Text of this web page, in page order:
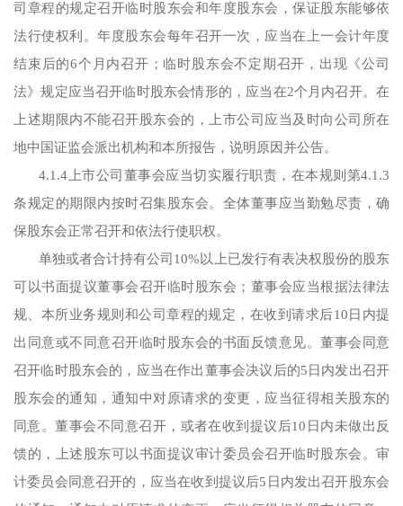
司章程的规定召开临时股东会和年度股东会，保证股东能够依
法行使权利。年度股东会每年召开一次，应当在上一会计年度
结束后的6个月内召开；临时股东会不定期召开，出现《公司
法》规定应当召开临时股东会情形的，应当在2个月内召开。在
上述期限内不能召开股东会的，上市公司应当及时向公司所在
地中国证监会派出机构和本所报告，说明原因并公告。
4.1.4上市公司董事会应当切实履行职责，在本规则第4.1.3
条规定的期限内按时召集股东会。全体董事应当勤勉尽责，确
保股东会正常召开和依法行使职权。
单独或者合计持有公司10%以上已发行有表决权股份的股东
可以书面提议董事会召开临时股东会；董事会应当根据法律法
规、本所业务规则和公司章程的规定，在收到请求后10日内提
出同意或不同意召开临时股东会的书面反馈意见。董事会同意
召开临时股东会的，应当在作出董事会决议后的5日内发出召开
股东会的通知，通知中对原请求的变更，应当征得相关股东的
同意。董事会不同意召开，或者在收到提议后10日内未做出反
馈的，上述股东可以书面提议审计委员会召开临时股东会。审
计委员会同意召开的，应当在收到提议后5日内发出召开股东会